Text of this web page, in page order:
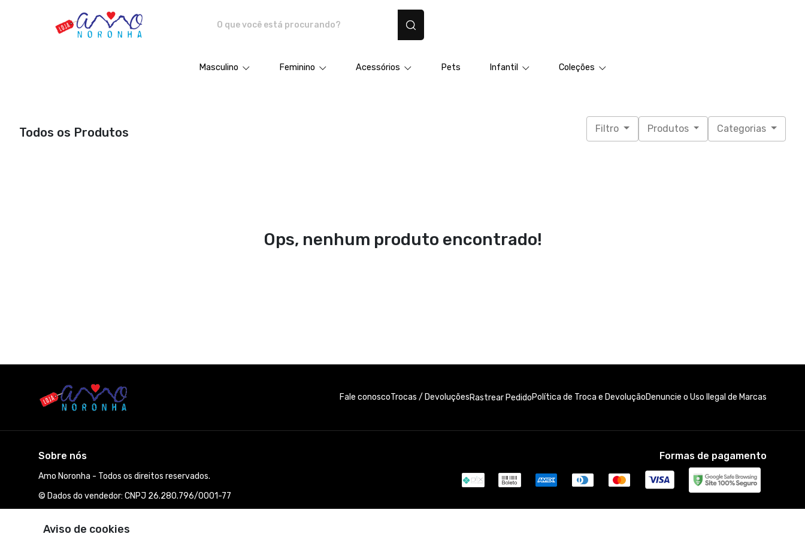
Masculino Feminino Acessórios Pets Infantil Coleções
Todos os Produtos Filtro Produtos Categorias
Ops, nenhum produto encontrado!
Aviso de cookies
Fale conoscoTrocas / DevoluçõesRastrear PedidoPolítica de Troca e DevoluçãoDenuncie o Uso Ilegal de Marcas
Sobre nós
Amo Noronha - Todos os direitos reservados.
© Dados do vendedor: CNPJ 26.280.796/0001-77
Formas de pagamento